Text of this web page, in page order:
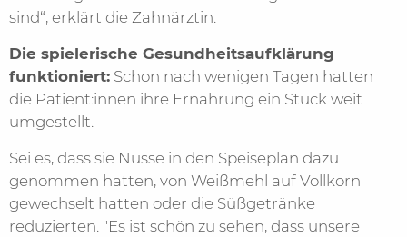
sind“, erklärt die Zahnärztin.
Die spielerische Gesundheitsaufklärung
funktioniert: Schon nach wenigen Tagen hatten
die Patient:innen ihre Ernährung ein Stück weit
umgestellt.
Sei es, dass sie Nüsse in den Speiseplan dazu
genommen hatten, von Weißmehl auf Vollkorn
gewechselt hatten oder die Süßgetränke
reduzierten. "Es ist schön zu sehen, dass unsere